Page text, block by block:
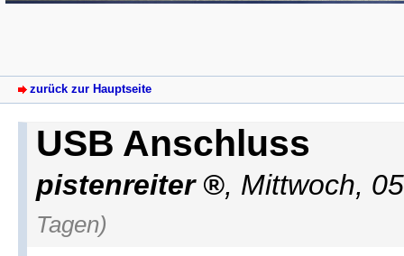
zurück zur Hauptseite
USB Anschluss
pistenreiter , Mittwoch,
Tagen)